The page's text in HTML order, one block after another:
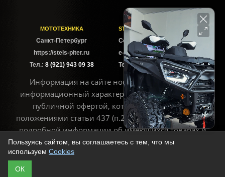
МОТОТЕХНИКА
Cанкт-Петербург
https://stels-piter.ru
Тел.: 8 (921) 943 09 38
STELS-PITER СОФИЙСКАЯ
Софийская ул. 6Б
e-mail: sales@stels-piter.ru
Тел.:8 (921) 943 09 38
Информация на сайте носит исключительно
информационный характер и не может считаться
публичной офертой, которая определяется
положениями статьи 437 (п.2) ГК РФ. Для получения
подробной информации об имеющихся товарах и
ценах воспользуйтесь контактами, указанными на
Пользуясь сайтом, вы соглашаетесь с тем, что мы
используем Cookies
ОК